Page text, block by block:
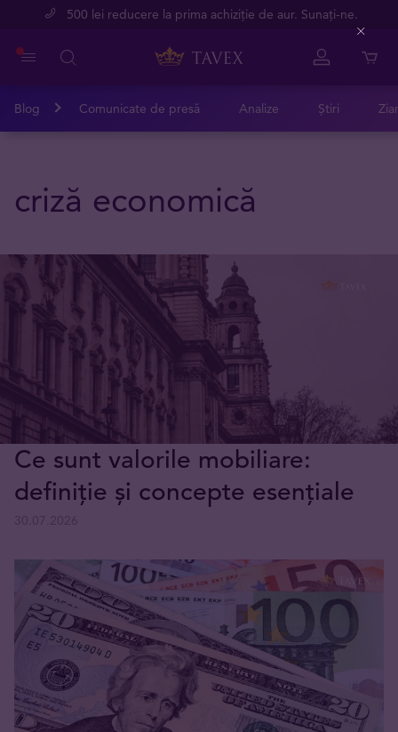
500 lei reducere la prima achiziție de aur. Sunați-ne.
Blog Comunicate de presă Analize Știri
criză economică
Ce sunt valorile mobiliare:
definiție și concepte esențiale
Close